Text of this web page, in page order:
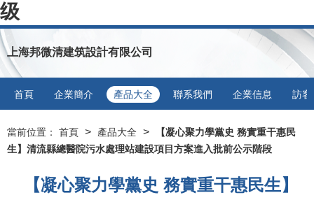
级
上海邦微清建筑設計有限公司
首頁 企業簡介 產品大全 聯系我們 企業信息 訪客
當前位置： 首頁 > 產品大全 >
【凝心聚力學黨史 務實重干惠民
生】清流縣總醫院污水處理站建設項目方案進入批前公示階段
【凝心聚力學黨史 務實重干惠民生】